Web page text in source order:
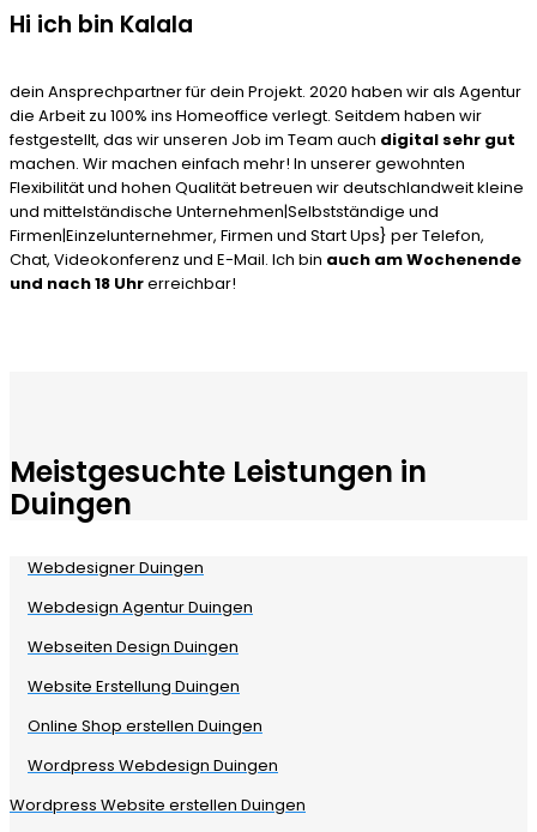
Hi ich bin Kalala
dein Ansprechpartner für dein Projekt. 2020 haben wir als Agentur
die Arbeit zu 100% ins Homeoffice verlegt. Seitdem haben wir
festgestellt, das wir unseren Job im Team auch digital sehr gut
machen. Wir machen einfach mehr! In unserer gewohnten
Flexibilität und hohen Qualität betreuen wir deutschlandweit kleine
und mittelständische Unternehmen|Selbstständige und
Firmen|Einzelunternehmer, Firmen und Start Ups} per Telefon,
Chat, Videokonferenz und E-Mail. Ich bin auch am Wochenende
und nach 18 Uhrerreichbar!
Meistgesuchte Leistungen in
Duingen
Webdesigner Duingen
Webdesign Agentur Duingen
Webseiten Design Duingen
Website Erstellung Duingen
Online Shop erstellen Duingen
Wordpress Webdesign Duingen
Wordpress Website erstellen Duingen